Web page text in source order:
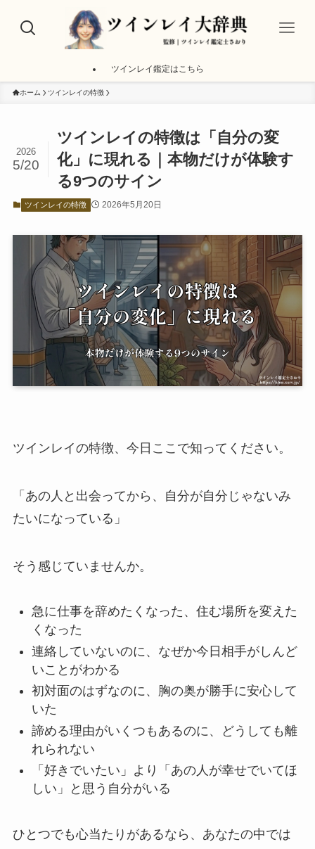
ツインレイ鑑定はこちら
ホーム ツインレイの特徴
ツインレイの特徴は「自分の変
化」に現れる｜本物だけが体験す
る9つのサイン
2026
5/20
ツインレイの特徴 2026年5月20日
ツインレイの特徴、今日ここで知ってください。
「あの人と出会ってから、自分が自分じゃないみ
たいになっている」
そう感じていませんか。
急に仕事を辞めたくなった、住む場所を変えた
くなった
連絡していないのに、なぜか今日相手がしんど
いことがわかる
初対面のはずなのに、胸の奥が勝手に安心して
いた
諦める理由がいくつもあるのに、どうしても離
れられない
「好きでいたい」より「あの人が幸せでいてほ
しい」と思う自分がいる
ひとつでも心当たりがあるなら、あなたの中では